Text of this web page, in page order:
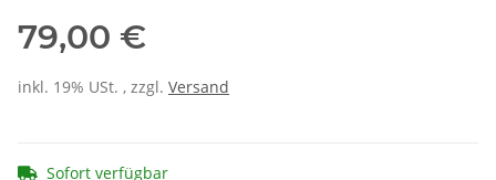
79,00 €
inkl. 19% USt. , zzgl. Versand
Sofort verfügbar